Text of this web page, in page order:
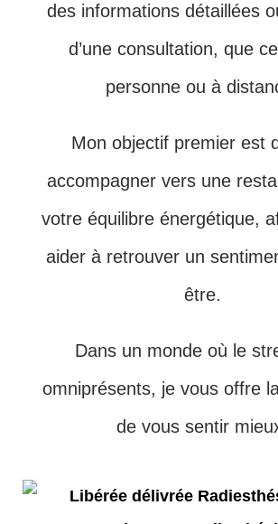
des informations détaillées
d’une consultation, que
personne ou à
Mon objectif premier est
accompagner vers une
votre équilibre énergétique,
aider à retrouver un
être.
Dans un monde où le
omniprésents, je vous offre
de vous sentir